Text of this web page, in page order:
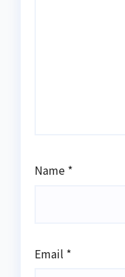
Name *
Email *